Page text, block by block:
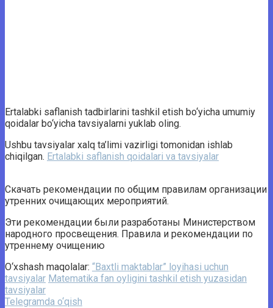
Ertalabki saflanish tadbirlarini tashkil etish bo‘yicha umumiy
qoidalar bo‘yicha tavsiyalarni yuklab oling.
Ushbu tavsiyalar xalq ta’limi vazirligi tomonidan ishlab
chiqilgan. Ertalabki saflanish qoidalari va tavsiyalar
Скачать рекомендации по общим правилам организации
утренних очищающих мероприятий.
Эти рекомендации были разработаны Министерством
народного просвещения. Правила и рекомендации по
утреннему очищению
O‘xshash maqolalar: “Baxtli maktablar” loyihasi uchun
tavsiyalar Matematika fan oyligini tashkil etish yuzasidan
tavsiyalar
Telegramda o‘qish